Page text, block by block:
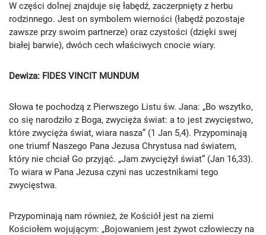
W części dolnej znajduje się łabędź, zaczerpnięty z herbu
rodzinnego. Jest on symbolem wierności (łabędź pozostaje
zawsze przy swoim partnerze) oraz czystości (dzięki swej
białej barwie), dwóch cech właściwych cnocie wiary.
Dewiza: FIDES VINCIT MUNDUM
Słowa te pochodzą z Pierwszego Listu św. Jana: „Bo wszytko,
co się narodziło z Boga, zwycięża świat: a to jest zwycięstwo,
które zwycięża świat, wiara nasza” (1 Jan 5,4). Przypominają
one triumf Naszego Pana Jezusa Chrystusa nad światem,
który nie chciał Go przyjąć. „Jam zwyciężył świat” (Jan 16,33).
To wiara w Pana Jezusa czyni nas uczestnikami tego
zwycięstwa.
Przypominają nam również, że Kościół jest na ziemi
Kościołem wojującym: „Bojowaniem jest żywot człowieczy na